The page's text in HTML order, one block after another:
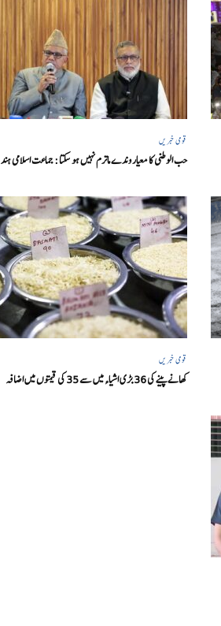
قومی خبریں
حب الوطنی کا معیار وندے ماترم نہیں ہو سکتا : جماعت اسلامی ہند
قومی خبریں
کھانے پینے کی 36 بڑی اشیاء میں سے 35 کی قیمتوں میں اضافہ